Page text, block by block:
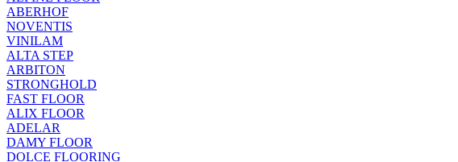
ABERHOF
NOVENTIS
VINILAM
ALTA STEP
ARBITON
STRONGHOLD
FAST FLOOR
ALIX FLOOR
ADELAR
DAMY FLOOR
DOLCE FLOORING